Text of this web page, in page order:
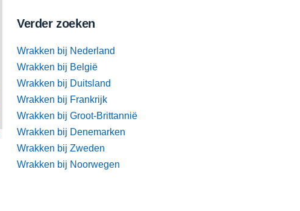
Verder zoeken
Wrakken bij Nederland
Wrakken bij België
Wrakken bij Duitsland
Wrakken bij Frankrijk
Wrakken bij Groot-Brittannië
Wrakken bij Denemarken
Wrakken bij Zweden
Wrakken bij Noorwegen